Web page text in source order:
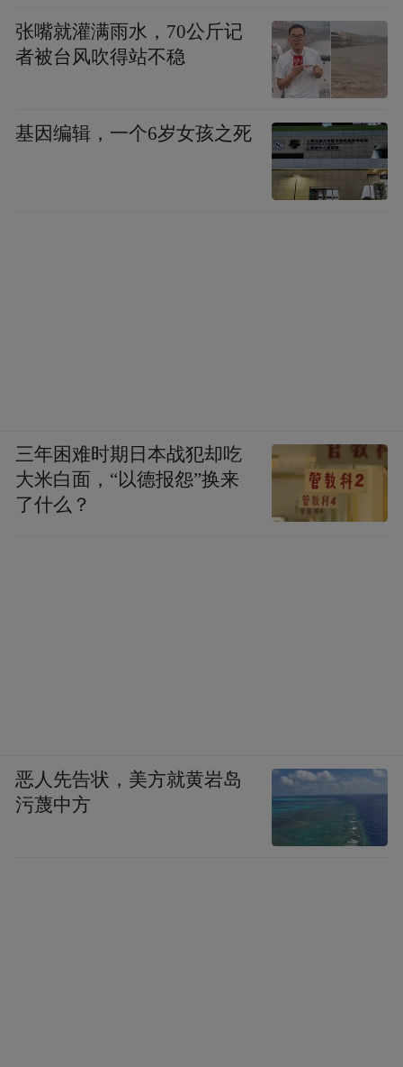
张嘴就灌满雨水，70公斤记
者被台风吹得站不稳
基因编辑，一个6岁女孩之死
三年困难时期日本战犯却吃
大米白面，“以德报怨”换来
了什么？
恶人先告状，美方就黄岩岛
污蔑中方